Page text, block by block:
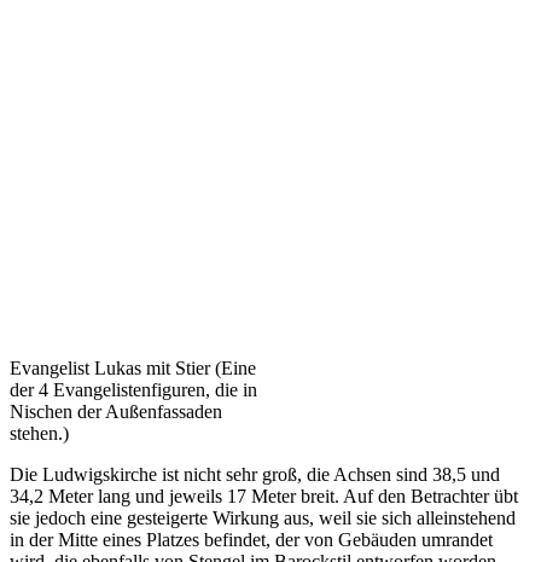
Evangelist Lukas mit Stier (Eine
der 4 Evangelistenfiguren, die in
Nischen der Außenfassaden
stehen.)
Die Ludwigskirche ist nicht sehr groß, die Achsen sind 38,5 und
34,2 Meter lang und jeweils 17 Meter breit. Auf den Betrachter übt
sie jedoch eine gesteigerte Wirkung aus, weil sie sich alleinstehend
in der Mitte eines Platzes befindet, der von Gebäuden umrandet